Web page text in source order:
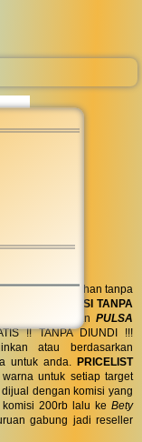
tambahan tanpa
KOMISI TANPA
anda danPULSA
!! TANPA DIUNDI !!!
atau berdasarkan
untuk anda. PRICELIST
untuk setiap target
dengan komisi yang
komisi 200rb lalu ke Bety
gabung jadi reseller